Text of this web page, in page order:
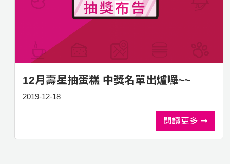
12月壽星抽蛋糕 中獎名單出爐囉~~
2019-12-18
閱讀更多